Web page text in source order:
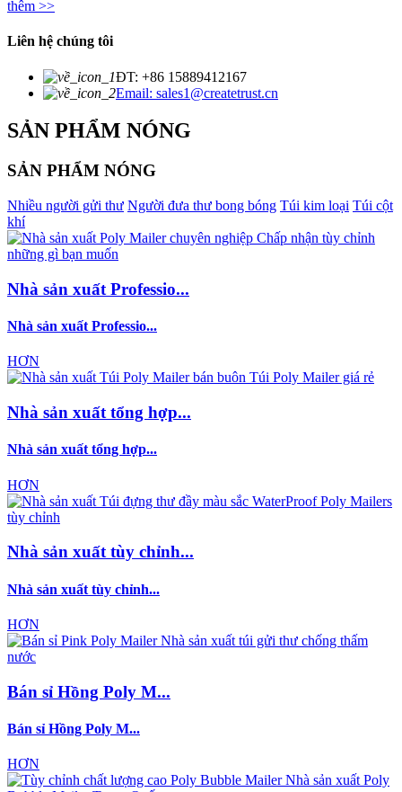
thêm >>
Liên hệ chúng tôi
ĐT: +86 15889412167
Email: sales1@createtrust.cn
SẢN PHẨM NÓNG
SẢN PHẨM NÓNG
Nhiều người gửi thư Người đưa thư bong bóng Túi kim loại Túi cột
khí
Nhà sản xuất Professio...
Nhà sản xuất Professio...
HƠN
Nhà sản xuất tổng hợp...
Nhà sản xuất tổng hợp...
HƠN
Nhà sản xuất tùy chỉnh...
Nhà sản xuất tùy chỉnh...
HƠN
Bán sỉ Hồng Poly M...
Bán sỉ Hồng Poly M...
HƠN